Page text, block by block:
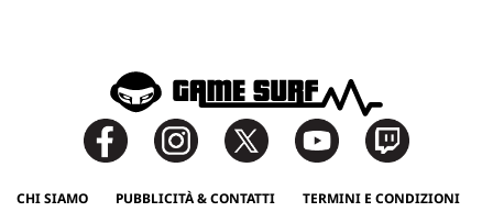
CHI SIAMO PUBBLICITÀ & CONTATTI TERMINI E CONDIZIONI